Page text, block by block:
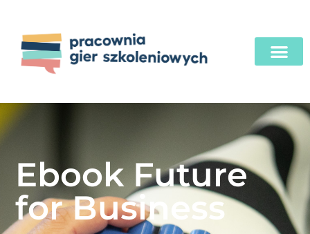
Ebook Future
for Business